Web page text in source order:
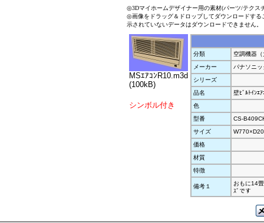
◎3Dマイホームデザイナー用の素材(パーツ/テクス
◎画像をドラッグ＆ドロップしてダウンロードす
示されていないデータはダウンロードできません。
MSｴｱｺﾝR10.m3d
(100kB)
シンボル付き
分類
空調機器
メーカー
パナソニッ
シリーズ
品名
壁ﾋﾞﾙﾄｲﾝｴｱ
色
型番
CS-
サイズ
価格
材質
特徴
備考１
おもに14
ｽﾞです